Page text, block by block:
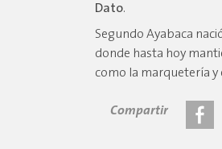
Dato.
Segundo Ayabaca
donde hasta hoy
como la marquetería y
Compartir